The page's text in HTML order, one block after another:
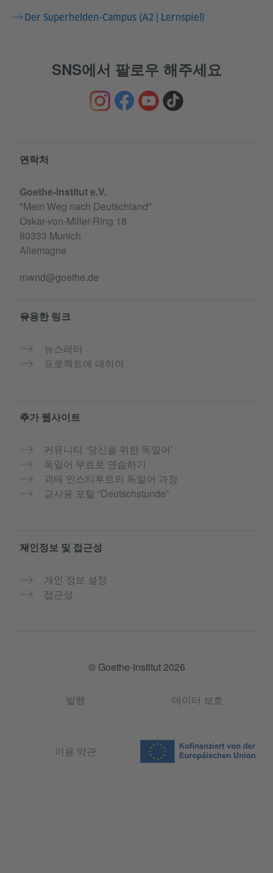
Der Superhelden-Campus (A2 | Lernspiel)
SNS에서 팔로우 해주세요
Service- und Informationsbereich
연락처
Goethe-Institut e.V.
"Mein Weg nach Deutschland"
Oskar-von-Miller-Ring 18
80333 Munich
Allemagne
mwnd@goethe.de
유용한 링크
뉴스레터
프로젝트에 대하여
추가 웹사이트
커뮤니티 ‘당신을 위한 독일어’
독일어 무료로 연습하기
괴테 인스티투트의 독일어 과정
교사용 포털 “Deutschstunde”
개인정보 및 접근성
개인 정보 설정
접근성
© Goethe-Institut 2026
발행 데이터 보호
이용 약관